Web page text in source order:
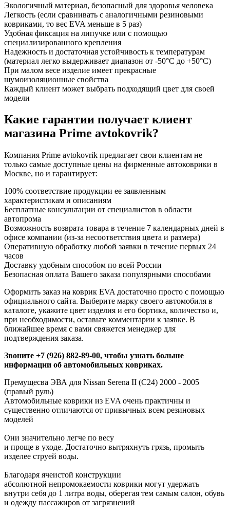
Экологичный материал, безопасный для здоровья человека
Легкость (если сравнивать с аналогичными резиновыми
ковриками, то вес EVA меньше в 5 раз)
Удобная фиксация на липучке или с помощью
специализированного крепления
Надежность и достаточная устойчивость к температурам
(материал легко выдерживает диапазон от -50°С до +50°С)
При малом весе изделие имеет прекрасные
шумоизоляционные свойства
Каждый клиент может выбрать подходящий цвет для своей
модели
Какие гарантии получает клиент
магазина Prime avtokovrik?
Компания Prime avtokovrik предлагает свои клиентам не
только самые доступные цены на фирменные автоковрики в
Москве, но и гарантирует:
100% соответствие продукции ее заявленным
характеристикам и описаниям
Бесплатные консультации от специалистов в области
автопрома
Возможность возврата товара в течение 7 календарных дней в
офисе компании (из-за несоответствия цвета и размера)
Оперативную обработку любой заявки в течение первых 24
часов
Доставку удобным способом по всей России
Безопасная оплата Вашего заказа популярными способами
Оформить заказ на коврик EVA достаточно просто с помощью
официального сайта. Выберите марку своего автомобиля в
каталоге, укажите цвет изделия и его бортика, количество и,
при необходимости, оставьте комментарии к заявке. В
ближайшее время с вами свяжется менеджер для
подтверждения заказа.
Звоните +7 (926) 882-89-00, чтобы узнать больше
информации об автомобильных ковриках.
Премущесва ЭВА для Nissan Serena II (C24) 2000 - 2005
(правый руль)
Автомобильные коврики из EVA очень практичны и
существенно отличаются от привычных всем резиновых
моделей
Они значительно легче по весу
и проще в уходе. Достаточно вытряхнуть грязь, промыть
изделее струей воды.
Благодаря ячеистой конструкции
абсолютной непромокаемости коврики могут удержать
внутри себя до 1 литра воды, оберегая тем самым салон, обувь
и одежду пассажиров от загрязнений